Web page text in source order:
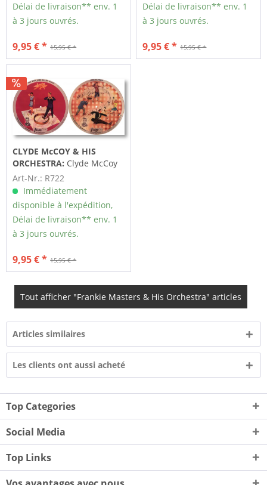
Délai de livraison** env. 1
à 3 jours ouvrés.
15,95 € *
9,95 € *
Délai de livraison** env. 1
à 3 jours ouvrés.
15,95 € *
9,95 € *
CLYDE McCOY & HIS
ORCHESTRA: Clyde McCoy
& His Orchestra
Art-Nr.: R722
Immédiatement
disponible à l'expédition,
Délai de livraison** env. 1
à 3 jours ouvrés.
15,95 € *
9,95 € *
Tout afficher "Frankie Masters & His Orchestra" articles
Articles similaires
Les clients ont aussi acheté
Top Categories
Social Media
Top Links